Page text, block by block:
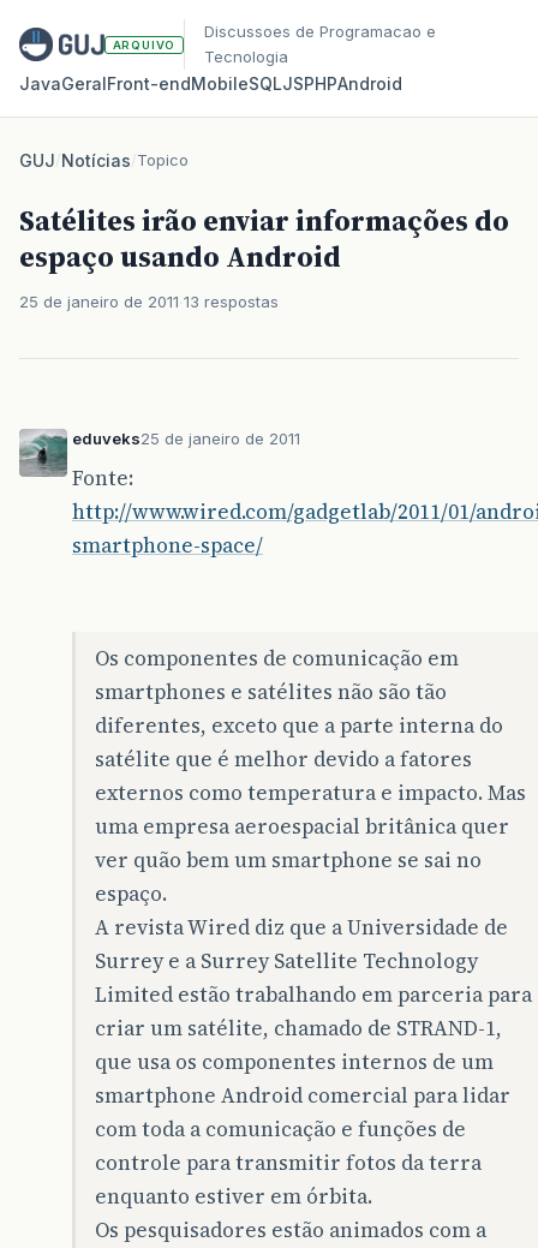
ARQUIVO
Discussoes de Programacao e
Tecnologia
JavaGeralFront‑endMobileSQLJSPHPAndroid
GUJ/Notícias/Topico
Satélites irão enviar informações do
espaço usando Android
25 de janeiro de 2011 13 respostas
eduveks25 de janeiro de 2011
Fonte:
http://www.wired.com/gadgetlab/2011/01/
smartphone-space/
Os componentes de comunicação em
smartphones e satélites não são tão
diferentes, exceto que a parte interna do
satélite que é melhor devido a fatores
externos como temperatura e impacto. Mas
uma empresa aeroespacial britânica quer
ver quão bem um smartphone se sai no
espaço.
A revista Wired diz que a Universidade de
Surrey e a Surrey Satellite Technology
Limited estão trabalhando em parceria para
criar um satélite, chamado de STRAND-1,
que usa os componentes internos de um
smartphone Android comercial para lidar
com toda a comunicação e funções de
controle para transmitir fotos da terra
enquanto estiver em órbita.
Os pesquisadores estão animados com a